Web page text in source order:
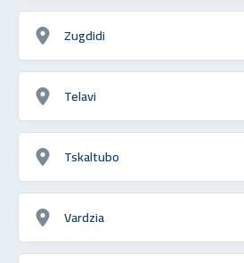
Zugdidi
Telavi
Tskaltubo
Vardzia